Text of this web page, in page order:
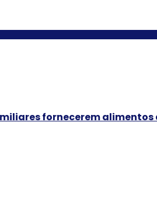
fornecerem alimentos